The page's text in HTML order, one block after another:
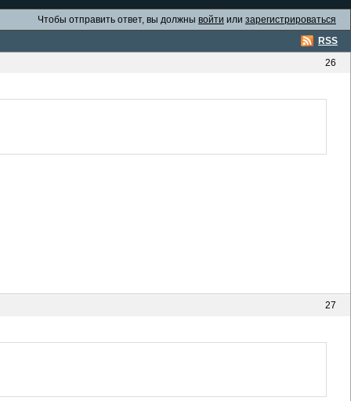
Чтобы отправить ответ, вы должны войти или зарегистрироваться
RSS
26
27